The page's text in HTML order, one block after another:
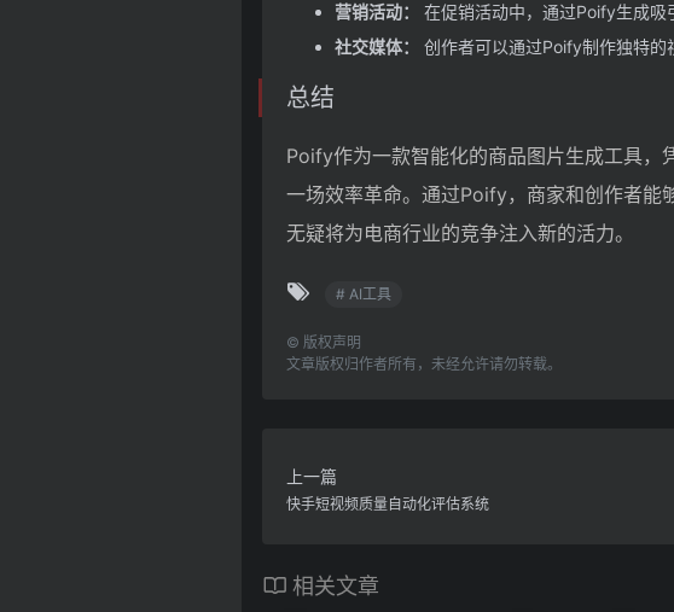
营销活动：
在促销活动中，通过Poify生成吸
社交媒体：
创作者可以通过Poify制作独特的
总结
Poify作为一款智能化的商品图片生成工具，
一场效率革命。通过Poify，商家和创作者能
无疑将为电商行业的竞争注入新的活力。
# AI工具
© 版权声明
文章版权归作者所有，未经允许请勿转载。
上一篇
快手短视频质量自动化评估系统
相关文章